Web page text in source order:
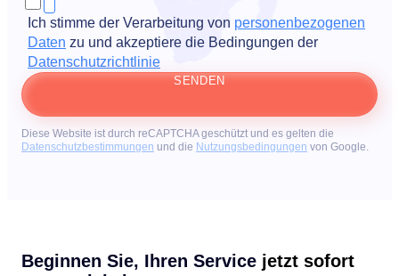
Ich stimme der Verarbeitung von personenbezogenen
Daten zu und akzeptiere die Bedingungen der
Datenschutzrichtlinie
SENDEN
Diese Website ist durch reCAPTCHA geschützt und es gelten die
Datenschutzbestimmungen und die Nutzungsbedingungen von Google.
Beginnen Sie, Ihren Service jetzt sofort